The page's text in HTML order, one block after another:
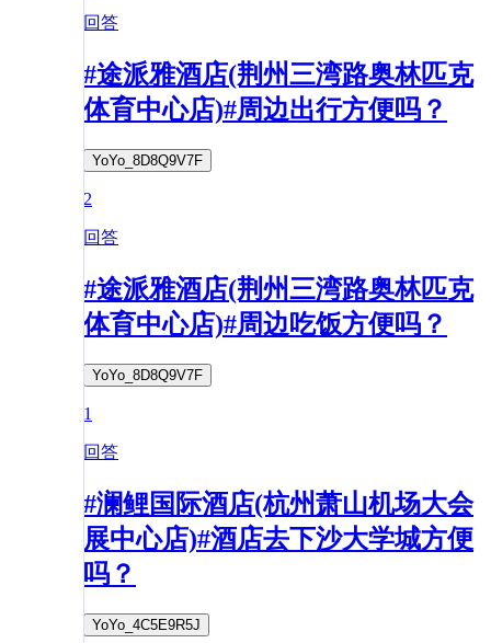
回答
#途派雅酒店(荆州三湾路奥林匹克
体育中心店)#周边出行方便吗？
YoYo_8D8Q9V7F
2
回答
#途派雅酒店(荆州三湾路奥林匹克
体育中心店)#周边吃饭方便吗？
YoYo_8D8Q9V7F
1
回答
#澜鲤国际酒店(杭州萧山机场大会
展中心店)#酒店去下沙大学城方便
吗？
YoYo_4C5E9R5J